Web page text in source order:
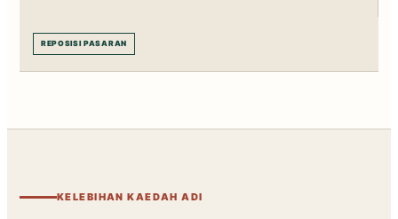
REPOSISI PASARAN
KELEBIHAN KAEDAH ADI